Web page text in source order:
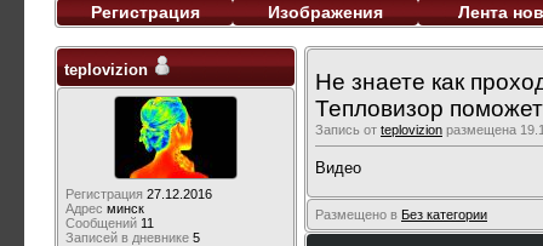
Регистрация Изображения Лента
Не знаете как
Тепловизор
Запись от teplovizion размещена
Видео
Размещено в Без категории
teplovizion
Регистрация 27.12.2016
Адрес минск
Сообщений 11
Записей в дневнике 5